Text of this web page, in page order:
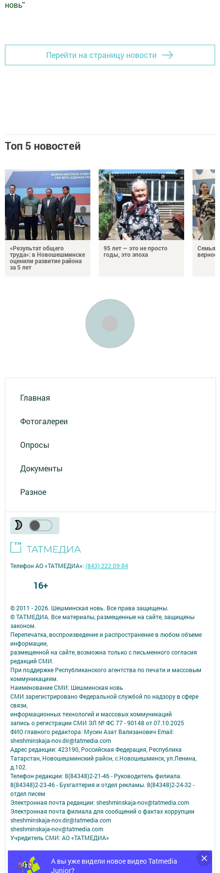
новь"
Перейти на страницу новости
Топ 5 новостей
«Результат общего
труда»: в Новошешминске
оценили развитие района
за 5 лет
95 лет — это не просто
годы, это эпоха
Семья
Главная
Фотогалереи
Опросы
Документы
Разное
А вы уже видели новое видео Tatmedia
Junior?
© 2011 - 2026. Шешминская новь. Все права защищены.
© ТАТМЕДИА. Все материалы, размещенные на сайте, защищены
законом.
Перепечатка, воспроизведение и распространение в любом объеме
информации,
размещенной на сайте, возможна только с письменного согласия
редакций СМИ.
При поддержке Республиканского агентства по печати и массовым
коммуникациям.
Наименование СМИ: Шешминская новь
СМИ зарегистрировано Федеральной службой по надзору в сфере
связи,
информационных технологий и массовых коммуникаций
запись о регистрации СМИ ЭЛ № ФС 77 - 90148 от 07.10.2025
ФИО главного редактора: Мусин Азат Вализанович Email:
sheshminskaja-nov.dir@tatmedia.com
Адрес редакции: 423190, Российская Федерация, Республика
Татарстан, Новошешминский район, с.Новошешминск, ул.Ленина,
д.102.
Телефон редакции: 8(84348)2-21-46 - Руководитель филиала.
8(84348)2-23-46 - Бухгалтерия и отдел рекламы. 8(84348)2-24-32 -
отдел писем
Электронная почта редакции: sheshminskaja-nov@tatmedia.com
Электронная почта филиала для сообщений о фактах коррупции
sheshminskaja-nov.dir@tatmedia.com
sheshminskaja-nov@tatmedia.com
Учредитель СМИ: АО «ТАТМЕДИА»
Антикоррупционная политика
АО «ТАТМЕДИА» использует «cookie»для персонализации сервисов и
Телефон АО «ТАТМЕДИА»:(843) 222 09 84
16+